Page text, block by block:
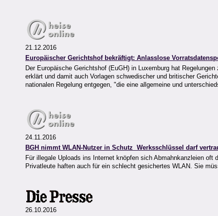
21.12.2016
Europäischer Gerichtshof bekräftigt: Anlasslose
Der Europäische Gerichtshof (EuGH) in Luxemburg hat
erklärt und damit auch Vorlagen schwedischer und britischer
nationalen Regelung entgegen, "die eine allgemeine und
24.11.2016
BGH nimmt WLAN-Nutzer in Schutz  Werksschlüssel darf
Für illegale Uploads ins Internet knöpfen sich Abmahnkanzleien oft
Privatleute haften auch für ein schlecht gesichertes WLAN. Sie
26.10.2016